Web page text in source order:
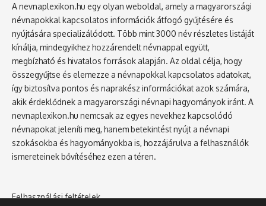
A nevnaplexikon.hu egy olyan weboldal, amely a magyarországi
névnapokkal kapcsolatos információk átfogó gyűjtésére és
nyújtására specializálódott. Több mint 3000 név részletes listáját
kínálja, mindegyikhez hozzárendelt névnappal együtt,
megbízható és hivatalos források alapján. Az oldal célja, hogy
összegyűjtse és elemezze a névnapokkal kapcsolatos adatokat,
így biztosítva pontos és naprakész információkat azok számára,
akik érdeklődnek a magyarországi névnapi hagyományok iránt. A
nevnaplexikon.hu nemcsak az egyes nevekhez kapcsolódó
névnapokat jeleníti meg, hanem betekintést nyújt a névnapi
szokásokba és hagyományokba is, hozzájárulva a felhasználók
ismereteinek bővítéséhez ezen a téren.
Felhasználási feltételek